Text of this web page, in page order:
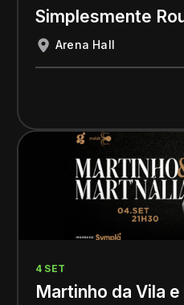
Simplesmente
Arena Hall
4 SET
Martinho da Vila